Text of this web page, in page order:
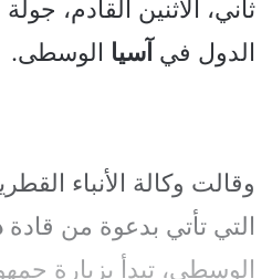
ثاني، الاثنين القادم،
الدول في آسيا الوسطى.
وقالت وكالة الأنباء
التي تأتي بدعوة من قادة
الوسطى، تبدأ بزيارة